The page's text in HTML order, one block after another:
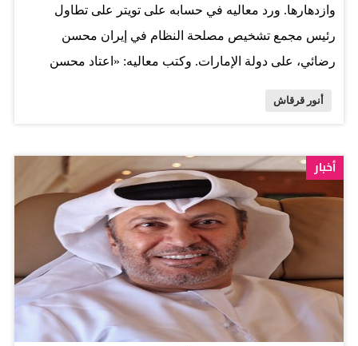
وازدهارها. ورد معاليه في حسابه على تويتر على تطاول
رئيس مجمع تشخيص مصلحة النظام في إيران محسن
رضائي، على دولة الإمارات. وكتب معاليه: «اعتاد محسن
رضائي سجل إيران التنموي وسمعتها بين جيرانها ومحيطها،
وسجلها في العراق وسوريا، فهي أجدر بالتناول والمعالجة».
المصدر: البيان
أنور قرقاش
أخبار